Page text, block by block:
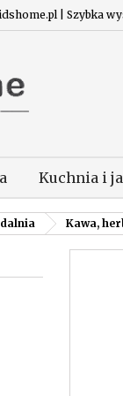
| Szybka
Kuchnia i
Kawa,